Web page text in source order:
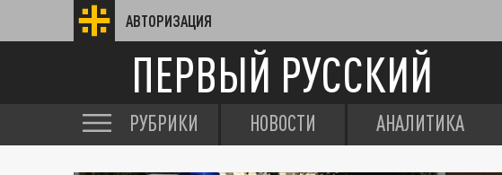
АВТОРИЗАЦИЯ
ПЕРВЫЙ РУССКИЙ
РУБРИКИ НОВОСТИ АНАЛИТИКА